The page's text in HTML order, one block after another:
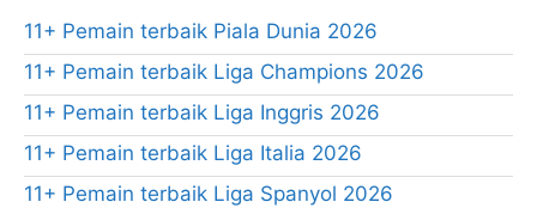
11+ Pemain terbaik Piala Dunia 2026
11+ Pemain terbaik Liga Champions 2026
11+ Pemain terbaik Liga Inggris 2026
11+ Pemain terbaik Liga Italia 2026
11+ Pemain terbaik Liga Spanyol 2026